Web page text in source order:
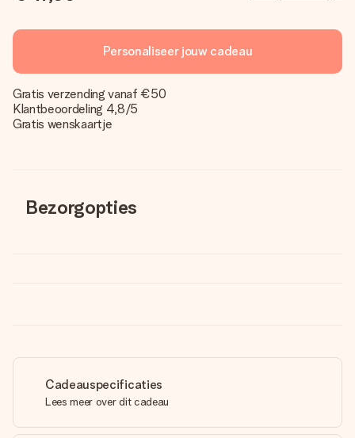
Personaliseer jouw cadeau
Gratis verzending vanaf €50
Klantbeoordeling 4,8/5
Gratis wenskaartje
Bezorgopties
Cadeauspecificaties
Lees meer over dit cadeau